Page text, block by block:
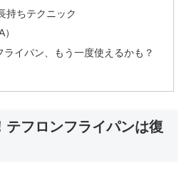
持ちテクニック
ライパン、もう一度使えるかも？
テフロンフライパンは復